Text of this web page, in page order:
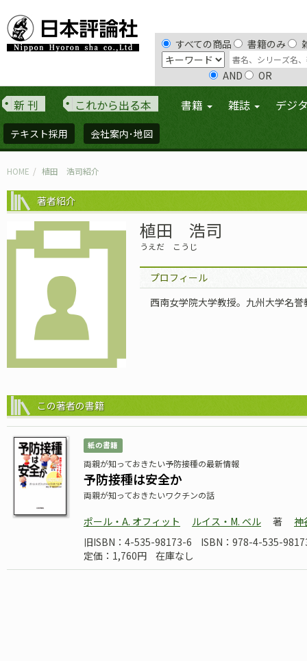
すべての商品 書籍のみ
AND OR
新 刊 これから出る本 書籍 雑誌 デジ
テキスト採用 会社案内･地図
HOME 植田 浩司紹介
著者紹介
植田 浩司
うえだ こうじ
プロフィール
西南女学院大学教授。九州大学名
この著者の書籍
紙の書籍
両親が知っておきたい予防接種の最新情報
予防接種は安全か
両親が知っておきたいワクチンの話
ポール・A. オフィット ルイス・M. ベル 著
旧ISBN：4-535-98173-6
ISBN：978-4-535-
定価：1,760円
在庫なし